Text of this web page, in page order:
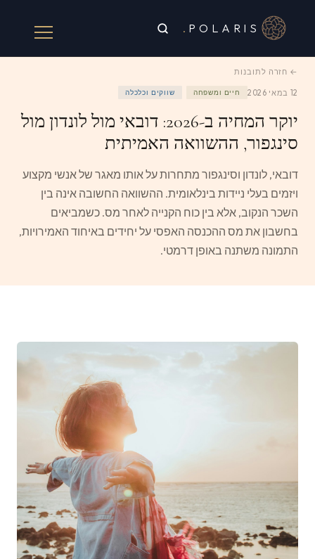
POLARIS
.
← חזרה לתובנות
12 במאי 2026 חיים ומשפחה שווקים וכלכלה
יוקר המחיה ב-2026: דובאי מול לונדון מול
סינגפור, ההשוואה האמיתית
דובאי, לונדון וסינגפור מתחרות על אותו מאגר של אנשי מקצוע
ויזמים בעלי ניידות בינלאומית. ההשוואה החשובה אינה בין
השכר הנקוב, אלא בין כוח הקנייה לאחר מס. כשמביאים
בחשבון את מס ההכנסה האפסי על יחידים באיחוד האמירויות,
התמונה משתנה באופן דרמטי.